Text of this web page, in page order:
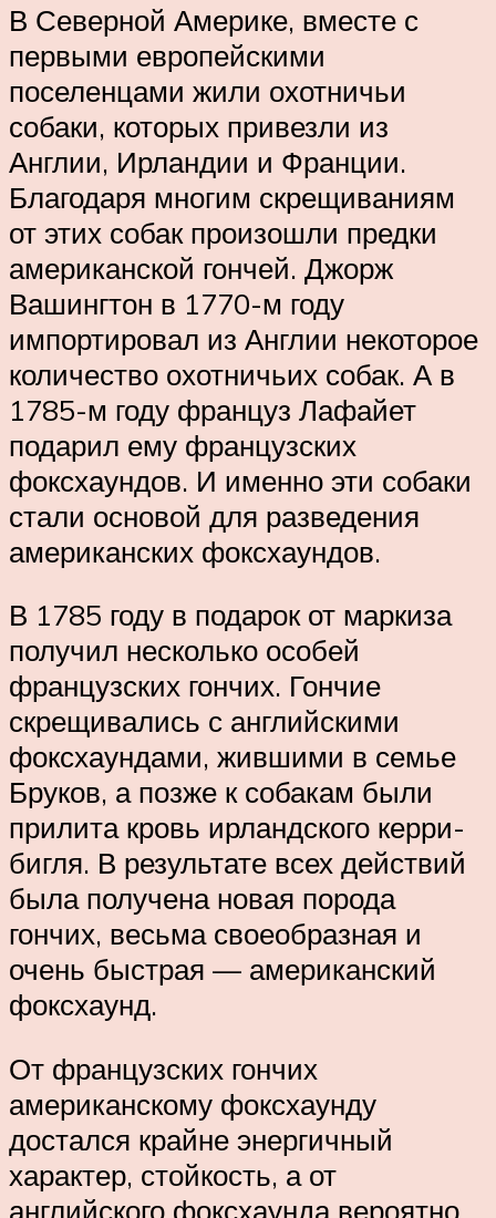
В Северной Америке, вместе с
первыми европейскими
поселенцами жили охотничьи
собаки, которых привезли из
Англии, Ирландии и Франции.
Благодаря многим скрещиваниям
от этих собак произошли предки
американской гончей. Джорж
Вашингтон в 1770-м году
импортировал из Англии некоторое
количество охотничьих собак. А в
1785-м году француз Лафайет
подарил ему французских
фоксхаундов. И именно эти собаки
стали основой для разведения
американских фоксхаундов.
В 1785 году в подарок от маркиза
получил несколько особей
французских гончих. Гончие
скрещивались с английскими
фоксхаундами, жившими в семье
Бруков, а позже к собакам были
прилита кровь ирландского керри-
бигля. В результате всех действий
была получена новая порода
гончих, весьма своеобразная и
очень быстрая — американский
фоксхаунд.
От французских гончих
американскому фоксхаунду
достался крайне энергичный
характер, стойкость, а от
английского фоксхаунда вероятно